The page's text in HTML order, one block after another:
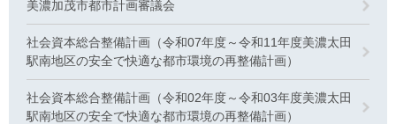
美濃加茂市都市計画審議会
社会資本総合整備計画（令和07年度～令和11年度美濃太田
駅南地区の安全で快適な都市環境の再整備計画）
社会資本総合整備計画（令和02年度～令和03年度美濃太田
駅南地区の安全で快適な都市環境の再整備計画）